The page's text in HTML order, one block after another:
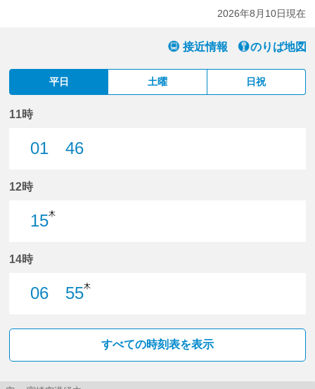
2026年8月10日現在
接近情報 のりば地図
平日 土曜 日祝
11時
01
46
12時
15木
14時
06
55木
すべての時刻表を表示